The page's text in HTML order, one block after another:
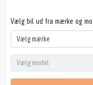
Vælg bil ud fra mærke og